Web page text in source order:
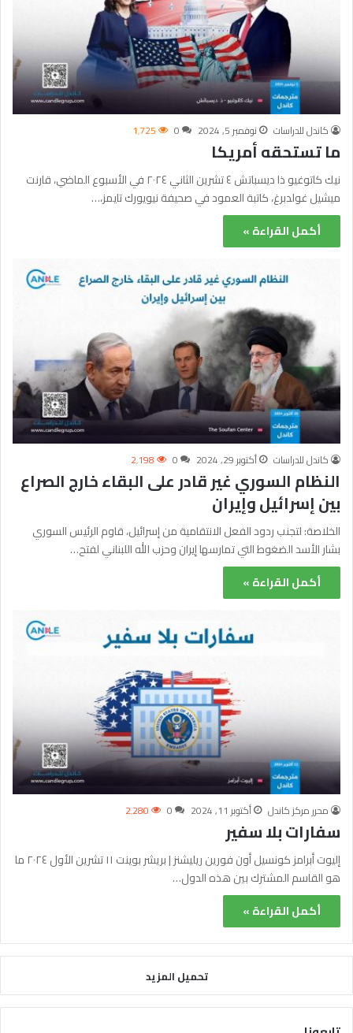
كاندل للدراسات نوفمبر 5, 2024 0 1٬725
ما تستحقه أمريكا
نيك كاتوغيو ذا ديسباتش ٤ تشرين الثاني ٢٠٢٤ في الأسبوع الماضي، قارنت
ميشيل غولدبرغ، كاتبة العمود في صحيفة نيويورك تايمز،…
أكمل القراءة »
كاندل للدراسات أكتوبر 29, 2024 0 2٬198
النظام السوري غير قادر على البقاء خارج الصراع
بين إسرائيل وإيران
الخلاصة: لتجنب ردود الفعل الانتقامية من إسرائيل، قاوم الرئيس السوري
بشار الأسد الضغوط التي تمارسها إيران وحزب الله اللبناني لفتح…
أكمل القراءة »
محرر مركز كاندل أكتوبر 11, 2024 0 2٬280
سفارات بلا سفير
إليوت أبرامز كونسيل أون فورين ريليشنز | بريشر بوينت ١١ تشرين الأول ٢٠٢٤ ما
هو القاسم المشترك بين هذه الدول…
أكمل القراءة »
تحميل المزيد